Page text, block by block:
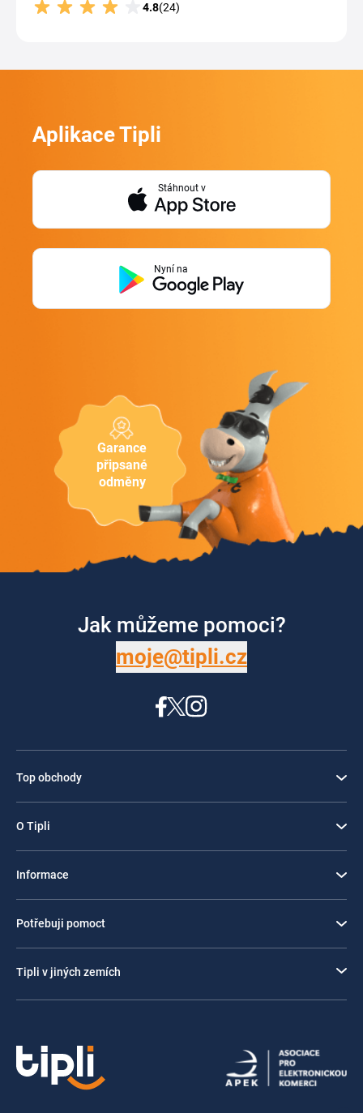
4.8(24)
Garance
připsané
odměny
Aplikace Tipli
Stáhnout v
Nyní na
Jak můžeme pomoci?
moje@tipli.cz
Top obchody
O Tipli
Informace
Potřebuji pomoct
Tipli v jiných zemích